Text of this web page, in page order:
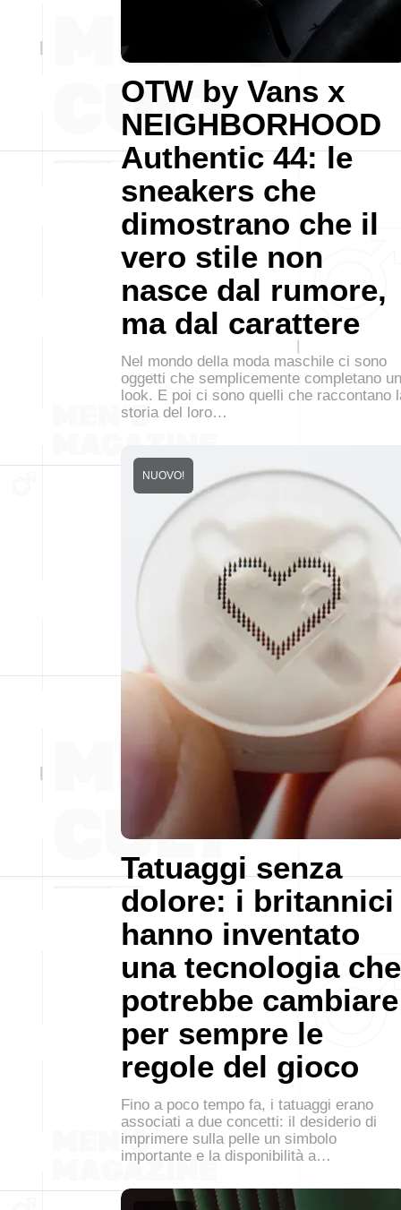
OTW by Vans x
NEIGHBORHOOD
Authentic 44: le
sneakers che
dimostrano che il
vero stile non
nasce dal rumore,
ma dal carattere
Nel mondo della moda maschile ci sono
oggetti che semplicemente completano un
look. E poi ci sono quelli che raccontano
storia del loro…
Tatuaggi senza
dolore: i britannici
hanno inventato
una tecnologia che
potrebbe cambiare
per sempre le
regole del gioco
NUOVO!
Fino a poco tempo fa, i tatuaggi erano
associati a due concetti: il desiderio di
imprimere sulla pelle un simbolo
importante e la disponibilità a…